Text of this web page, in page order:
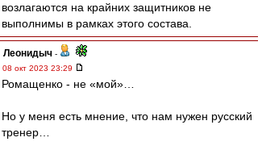
возлагаются на крайних защитников не
выполнимы в рамках этого состава.
Леонидыч -
08 окт 2023 23:29
Ромащенко - не «мой»…
Но у меня есть мнение, что нам нужен русский
тренер…